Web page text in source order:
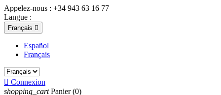
Appelez-nous : +34 943 63 16 77
Langue :
Français 
Español
Français
 Connexion
shopping_cart Panier (0)